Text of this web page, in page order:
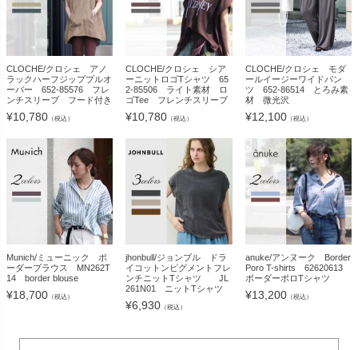
CLOCHE/クロシェ アノ
ラックハーフジッププルオ
ーバー 652-85576 フレ
ンチスリーブ フード付き
¥10,780 （税込）
CLOCHE/クロシェ シア
ーニットロゴTシャツ 65
2-85506 ライト素材 ロ
ゴTee フレンチスリーブ
¥10,780 （税込）
CLOCHE/クロシェ モダ
ールイージーワイドパン
ツ 652-86514 とろみ素
材 微光沢
¥12,100（税込）
Munich/ミューニック ボ
ーダーブラウス MN262T
14 border blouse
¥18,700 （税込）
jhonbull/ジョンブル ドラ
イコットンピグメントフレ
ンチニットTシャツ JL
261N01 ニットTシャツ
¥6,930 （税込）
anuke/アンヌーク Border
Poro T-shirts 62620613
ボーダーポロTシャツ
¥13,200（税込）